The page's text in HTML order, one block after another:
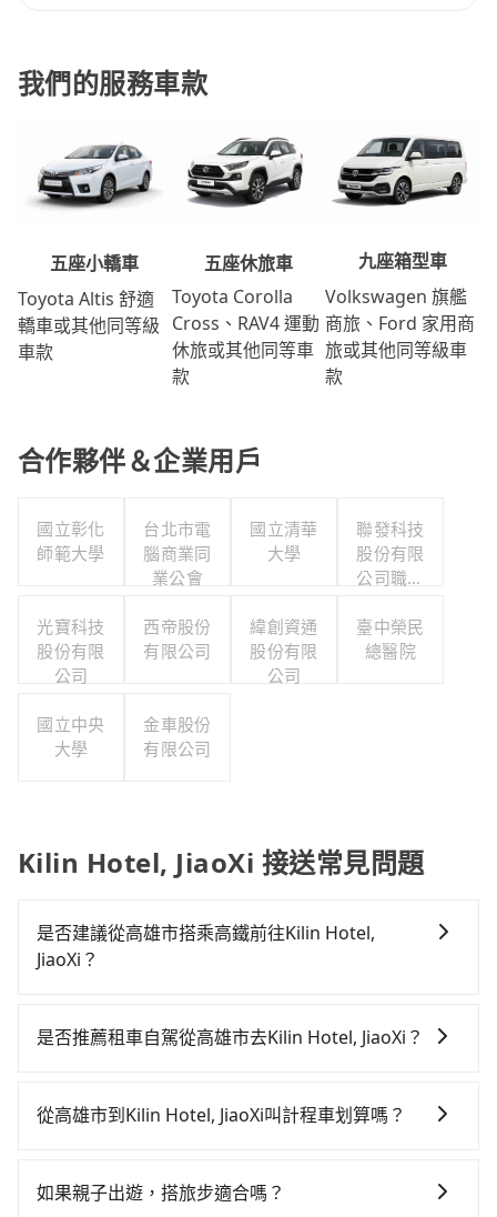
我們的服務車款
五座小轎車
Toyota Altis 舒適
轎車或其他同等級
車款
五座休旅車
Toyota Corolla
Cross、RAV4 運動
休旅或其他同等車
款
九座箱型車
Volkswagen 旗艦
商旅、Ford 家用商
旅或其他同等級車
款
合作夥伴＆企業用戶
國立彰化
師範大學
台北市電
腦商業同
業公會
國立清華
大學
聯發科技
股份有限
公司職工
會
光寶科技
股份有限
公司
西帝股份
有限公司
緯創資通
股份有限
公司
臺中榮民
總醫院
國立中央
大學
金車股份
有限公司
Kilin Hotel, JiaoXi 接送常見問題
是否建議從高雄市搭乘高鐵前往Kilin Hotel,
JiaoXi？
時、較貴！從最早05:50一直到22:10，左營-南港一天最
25分鐘。抵達高鐵站後，步行進站、現場購票並於月台
元，再用10分鐘出站、等待車站前排班的計程車，搭上
是否推薦租車自駕從高雄市去Kilin Hotel, JiaoXi？
在車上休息，那在高雄市三民區有約25間租車車行，比
約$1,500，九人座如Hyundai Starex或Volkswagen
從高雄市到Kilin Hotel, JiaoXi叫計程車划算嗎？
灣大車隊、Uber、Line Taxi、Yoxi等，如果在路邊攔不
如果親子出遊，搭旅步適合嗎？